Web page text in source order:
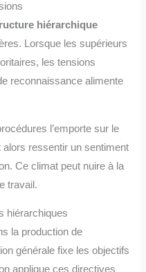
hiérarchique
Lorsque les supérieurs
les tensions
reconnaissance alimente
l’emporte sur le
ressentir un sentiment
Ce climat peut nuire à la
travail.
hiérarchiques
la production de
générale fixe les objectifs
applique ces directives